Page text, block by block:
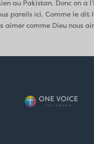
au Pakistan. Donc on a
pareils ici. Comme le dit
aimer comme Dieu nous